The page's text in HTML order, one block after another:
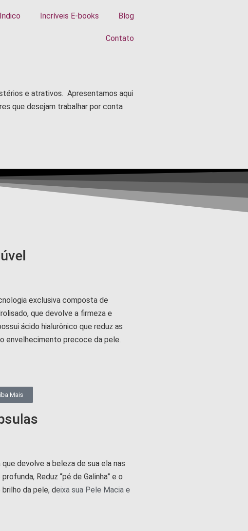
Indico Incríveis E-books Blog
Contato
e atrativos. Apresentamos aqui
que desejam trabalhar por conta
exclusiva composta de
que devolve a firmeza e
ácido hialurônico que reduz as
envelhecimento precoce da pele.
Mais
devolve a beleza de sua ela nas
Reduz “pé de Galinha” e o
da pele, deixa sua Pele Macia e